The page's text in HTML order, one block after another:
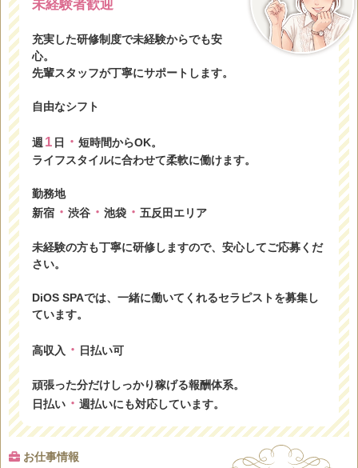
未経験者歓迎
充実した研修制度で未経験からでも安
心。
先輩スタッフが丁寧にサポートします。
自由なシフト
週 1 日 ・ 短時間からOK。
ライフスタイルに合わせて柔軟に働けます。
勤務地
新宿・ 渋谷・ 池袋・ 五反田エリア
未経験の方も丁寧に研修しますので、安心してご応募くだ
さい。
DiOS SPAでは、一緒に働いてくれるセラピストを募集し
ています。
高収入 ・ 日払い可
頑張った分だけしっかり稼げる報酬体系。
日払い・ 週払いにも対応しています。
お仕事情報